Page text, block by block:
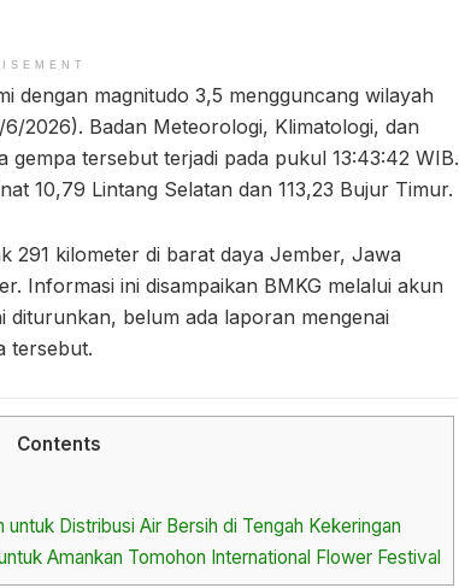
dengan magnitudo 3,5 mengguncang wilayah
2026). Badan Meteorologi, Klimatologi, dan
gempa tersebut terjadi pada pukul 13:43:42 WIB.
10,79 Lintang Selatan dan 113,23 Bujur Timur.
291 kilometer di barat daya Jember, Jawa
Informasi ini disampaikan BMKG melalui akun
diturunkan, belum ada laporan mengenai
tersebut.
Contents
untuk Distribusi Air Bersih di Tengah Kekeringan
Amankan Tomohon International Flower Festival